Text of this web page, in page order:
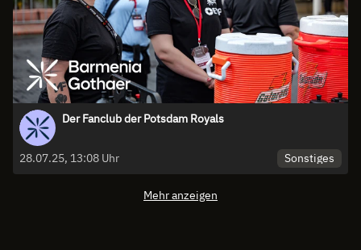
Der Fanclub der Potsdam Royals
28.07.25, 13:08 Uhr Sonstiges
Mehr anzeigen